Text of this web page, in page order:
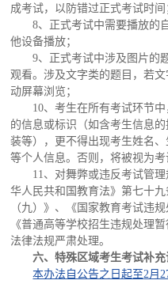
成考试，以防错过正式考试时间
8、正式考试中需要播放的
他设备播放；
9、正式考试中涉及图片的
观看。涉及文字类的题目，若
动屏幕浏览；
10、考生在所有考试环节
的信息或标识（如含考生信息
装等），更不得出现考生姓名
等个人信息。否则，将被视为
11、对舞弊或违反考试管
华人民共和国教育法》第七十
（九）》、《国家教育考试违
《普通高等学校招生违规处理
法律法规严肃处理。
六、特殊区域考生考试补充
本办法自公告之日起至2月